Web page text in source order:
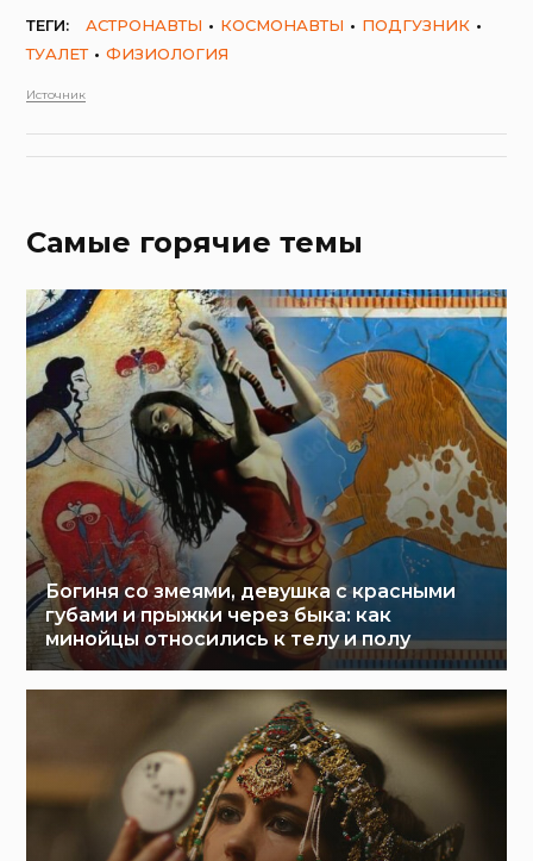
ТЕГИ: АСТРОНАВТЫ КОСМОНАВТЫ
ПОДГУЗНИК
ТУАЛЕТ
ФИЗИОЛОГИЯ
Источник
Самые горячие темы
Богиня со змеями, девушка с красными
губами и прыжки через быка: как
минойцы относились к телу и полу